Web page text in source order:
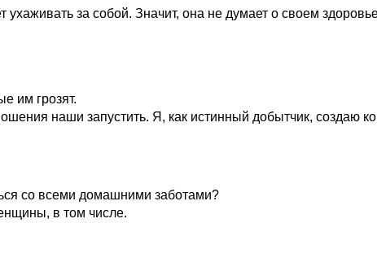
за собой. Значит, она не думает о своем
им грозят.
наши запустить. Я, как истинный добытчик, создаю
со всеми домашними заботами?
в том числе.